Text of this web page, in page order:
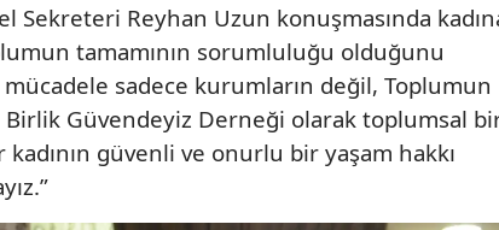
Hakkari
Isparta
Mersin
İstanbul
Reyhan Uzun konuşmasında
tamamının sorumluluğu olduğunu
sadece kurumların değil, Toplumun
Birlik Güvendeyiz Derneği olarak toplumsal
güvenli ve onurlu bir yaşam hakkı